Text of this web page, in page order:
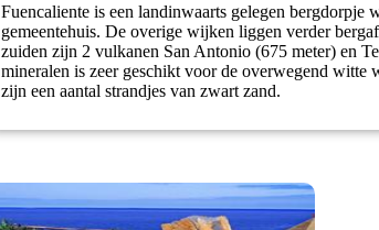
Fuencaliente is een landinwaarts gelegen
gemeentehuis. De overige wijken liggen verder
zuiden zijn 2 vulkanen San Antonio (675 meter) en
mineralen is zeer geschikt voor de overwegend
zijn een aantal strandjes van zwart zand.